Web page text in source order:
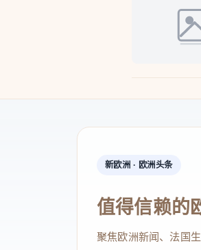
新欧洲 · 欧洲头条
值得信赖的
聚焦欧洲新闻、法国